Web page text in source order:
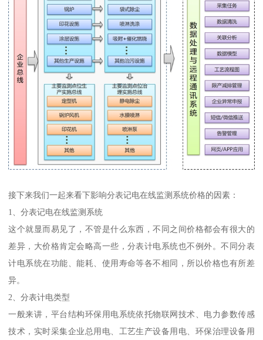
接下来我们一起来看下影响分表记电在线监测系统价格的因素：
1、分表记电在线监测系统
这个就显而易见了，不管是什么东西，不同之间价格都会有很大的
差异，大价格肯定会略高一些，分表计电系统也不例外。不同分表
计电系统在功能、能耗、使用寿命等各不相同，所以价格也有所差
异。
2、分表计电类型
一般来讲，平台结构环保用电系统依托物联网技术、电力参数传感
技术，实时采集企业总用电、工艺生产设备用电、环保治理设备用